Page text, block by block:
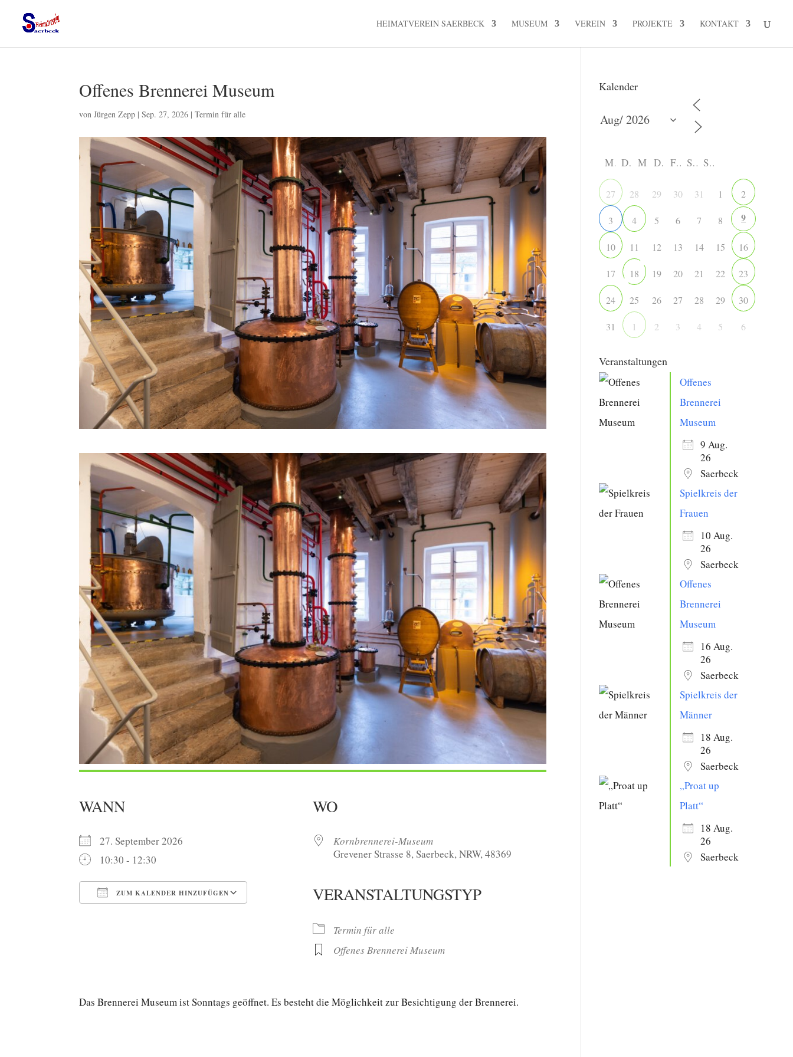
HEIMATVEREIN SAERBECK MUSEUM VEREIN PROJEKTE KONTAKT
Offenes Brennerei Museum
vonJürgen Zepp |Sep. 27, 2026 |Termin für alle
WANN
27. September 2026
10:30 - 12:30
ZUM KALENDER HINZUFÜGEN
WO
Kornbrennerei-Museum
Grevener Strasse 8, Saerbeck, NRW, 48369
VERANSTALTUNGSTYP
Termin für alle
Offenes Brennerei Museum
Das Brennerei Museum ist Sonntags geöffnet. Es besteht die Möglichkeit zur Besichtigung der Brennerei.
Kalender
M D M D F S S
27 28 29 30 31 1 2
3 4 5 6 7 8 9
10 11 12 13 14 15 16
17 18 19 20 21 22 23
24 25 26 27 28 29 30
31 1 2 3 4 5 6
Veranstaltungen
Offenes
Brennerei
Museum
9 Aug.
26
Saerbeck
Spielkreis der
Frauen
10 Aug.
26
Saerbeck
Offenes
Brennerei
Museum
16 Aug.
26
Saerbeck
Spielkreis der
Männer
18 Aug.
26
Saerbeck
„Proat up
Platt“
18 Aug.
26
Saerbeck